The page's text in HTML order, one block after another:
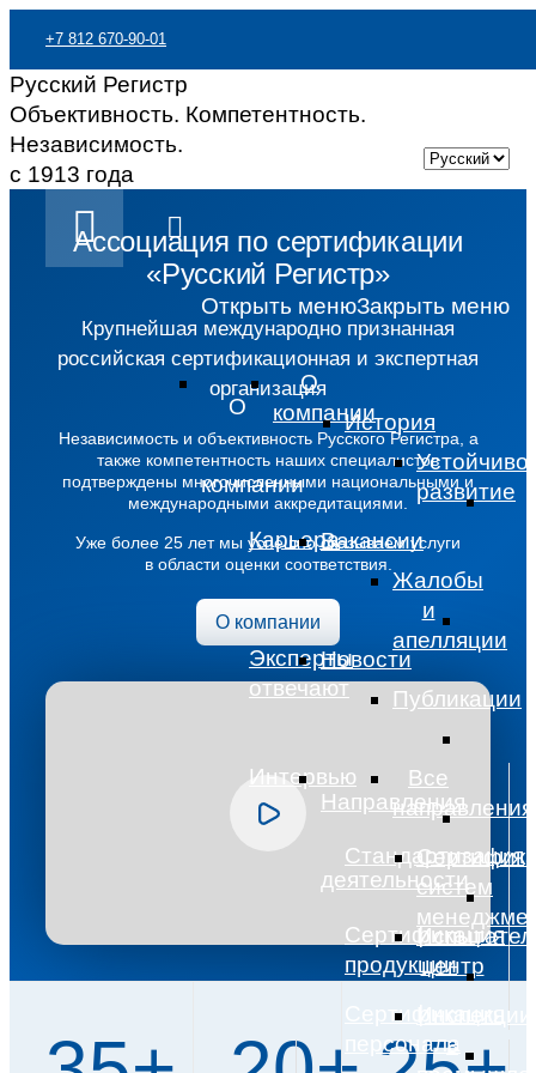
+7 812 670-90-01
Обратный звонок
Открыть менюЗакрыть меню
О
компании
О
компанииИстория
развитие
КарьераВакансии
Жалобы
и
апелляции
Эксперты
отвечают
Новости
Публикации
Интервью
Направления
деятельности
Все
направления
Стандартизация
систем
Сертификация
продукции
центр
Сертификация
персонала
Инспекции
в
Русский Регистр
Объективность. Компетентность.
Независимость.
с 1913 года
Ассоциация по сертификации
«Русский Регистр»
Крупнейшая международно признанная
российская сертификационная и экспертная
организация
Независимость и объективность Русского Регистра, а
также компетентность наших специалистов
подтверждены многочисленными национальными и
международными аккредитациями.
Уже более 25 лет мы успешно оказываем услуги
в области оценки соответствия.
О компании